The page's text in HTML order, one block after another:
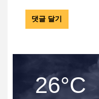
26°C